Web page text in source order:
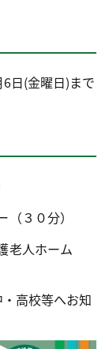
日(金曜日)まで
３０分）
老人ホーム
高校等へお知